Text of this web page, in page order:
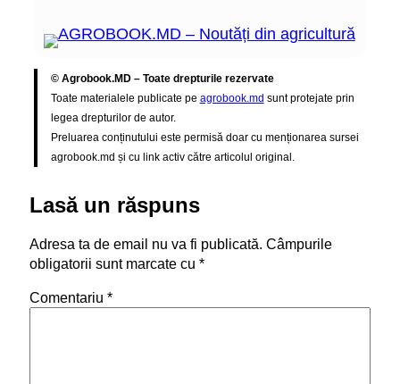
© Agrobook.MD – Toate drepturile rezervate
Toate materialele publicate pe agrobook.md sunt protejate prin
legea drepturilor de autor.
Preluarea conținutului este permisă doar cu menționarea sursei
agrobook.md și cu link activ către articolul original.
Lasă un răspuns
Adresa ta de email nu va fi publicată. Câmpurile
obligatorii sunt marcate cu *
Comentariu *